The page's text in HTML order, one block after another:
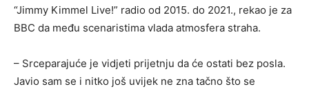
“Jimmy Kimmel Live!” radio od 2015. do 2021., rekao je za
BBC da među scenaristima vlada atmosfera straha.
– Srceparajuće je vidjeti prijetnju da će ostati bez posla.
Javio sam se i nitko još uvijek ne zna tačno što se